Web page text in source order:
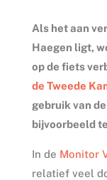
Als het aan
Haegen ligt,
op de fiets
de Tweede
gebruik van
bijvoorbeeld
In de Monitor
relatief veel